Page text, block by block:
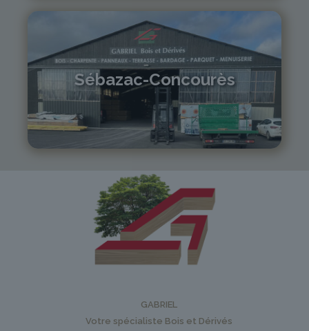
Sébazac-Concourès
05 81 55 83 89
monistrol@gabriel-sa.fr
GABRIEL
Votre spécialiste Bois et Dérivés